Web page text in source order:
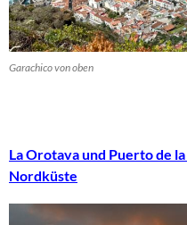
Garachico von oben
La Orotava und Puerto de
Nordküste